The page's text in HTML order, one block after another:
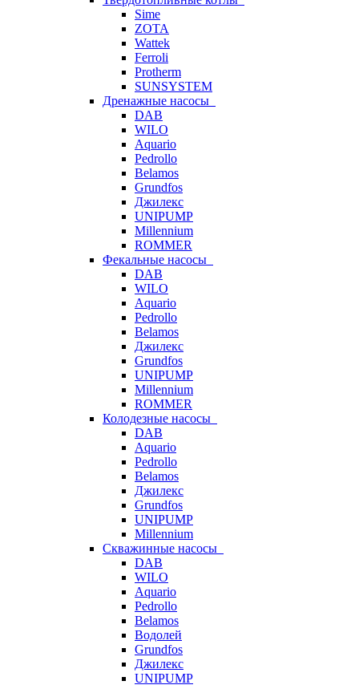
Sime
ZOTA
Wattek
Ferroli
Protherm
SUNSYSTEM
Дренажные насосы
DAB
WILO
Aquario
Pedrollo
Belamos
Grundfos
Джилекс
UNIPUMP
Millennium
ROMMER
Фекальные насосы
DAB
WILO
Aquario
Pedrollo
Belamos
Джилекс
Grundfos
UNIPUMP
Millennium
ROMMER
Колодезные насосы
DAB
Aquario
Pedrollo
Belamos
Джилекс
Grundfos
UNIPUMP
Millennium
Скважинные насосы
DAB
WILO
Aquario
Pedrollo
Belamos
Водолей
Grundfos
Джилекс
UNIPUMP